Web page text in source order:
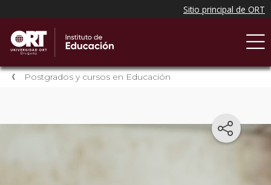
Postgrados y cursos en Educación